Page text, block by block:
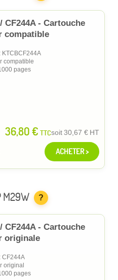
CF244A - Cartouche
compatible
KTCBCF244A
compatible
pages
36,80 € TTCsoit30,67 € HT
ACHETER >
M29W
?
CF244A - Cartouche
originale
CF244A
original
pages